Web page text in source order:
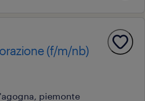
(f/m/nb)
piemonte